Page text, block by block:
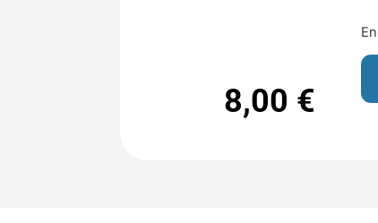
8,00 €